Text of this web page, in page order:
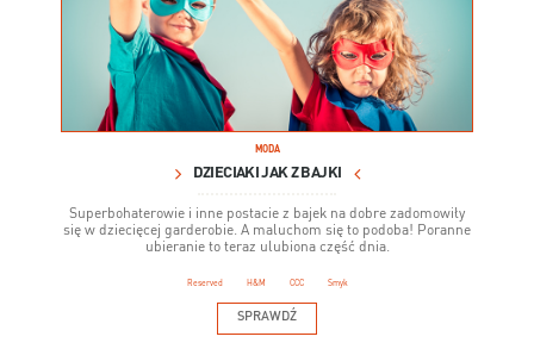
MODA
DZIECIAKI JAK Z BAJKI
Superbohaterowie i inne postacie z bajek na dobre zadomowiły
się w dziecięcej garderobie. A maluchom się to podoba! Poranne
ubieranie to teraz ulubiona część dnia.
Reserved H&M CCC Smyk
SPRAWDŹ